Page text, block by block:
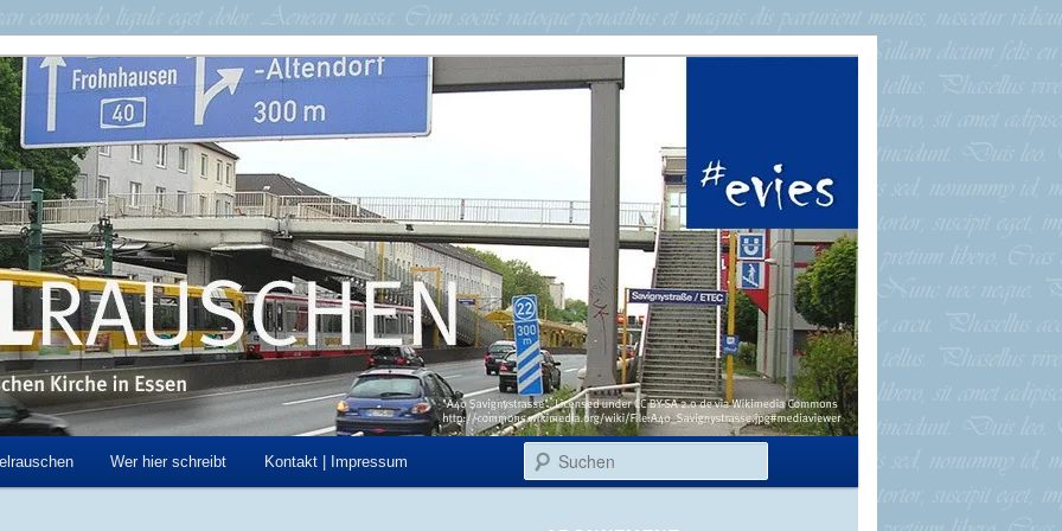
Kirche in Essen
Wer hier schreibt Kontakt | Impressum